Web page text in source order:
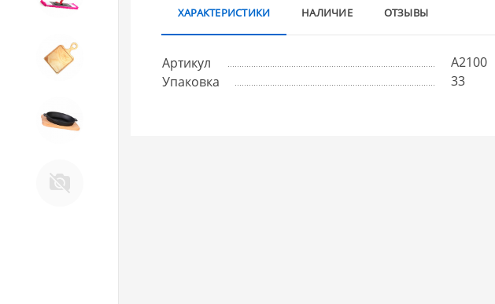
11. Товары для КУХНИ
ХАРАКТЕРИСТИКИ НАЛИЧИЕ ОТЗЫВЫ
Артикул
А2100
Упаковка
33